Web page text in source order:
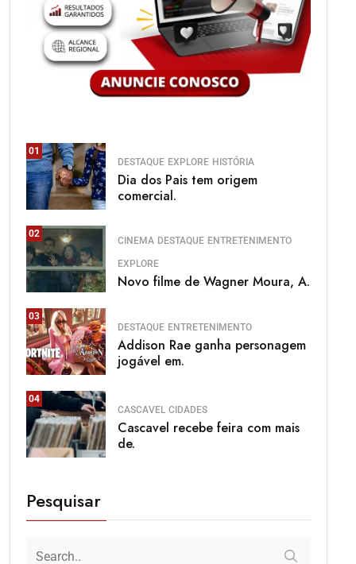
01
DESTAQUE EXPLORE HISTÓRIA
Dia dos Pais tem origem
comercial.
02
CINEMA DESTAQUE ENTRETENIMENTO
EXPLORE
Novo filme de Wagner Moura, A.
03
DESTAQUE ENTRETENIMENTO
Addison Rae ganha personagem
jogável em.
04
CASCAVEL CIDADES
Cascavel recebe feira com mais
de.
Pesquisar